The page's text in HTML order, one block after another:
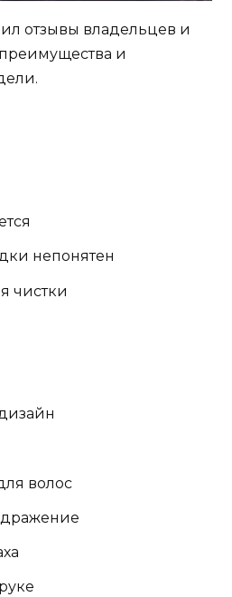
отзывы владельцев и
и
непонятен
чистки
волос